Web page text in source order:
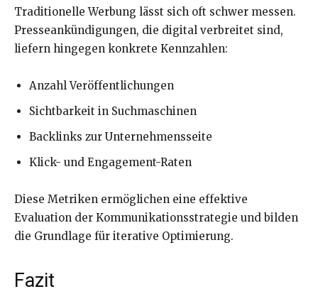
Traditionelle Werbung lässt sich oft schwer messen.
Presseankündigungen, die digital verbreitet sind,
liefern hingegen konkrete Kennzahlen:
Anzahl Veröffentlichungen
Sichtbarkeit in Suchmaschinen
Backlinks zur Unternehmensseite
Klick- und Engagement-Raten
Diese Metriken ermöglichen eine effektive
Evaluation der Kommunikationsstrategie und bilden
die Grundlage für iterative Optimierung.
Fazit